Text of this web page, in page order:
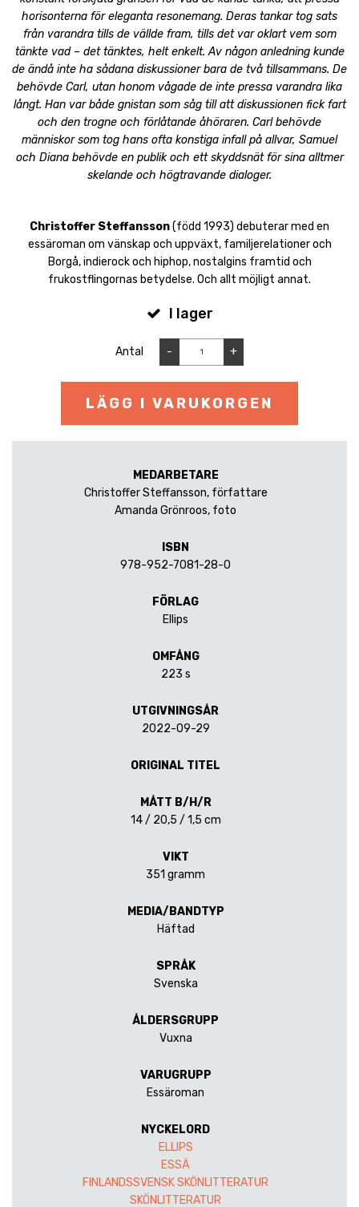
horisonterna för eleganta resonemang. Deras tankar tog sats
från varandra tills de vällde fram, tills det var oklart vem som
tänkte vad – det tänktes, helt enkelt. Av någon anledning kunde
de ändå inte ha sådana diskussioner bara de två tillsammans. De
behövde Carl, utan honom vågade de inte pressa varandra lika
långt. Han var både gnistan som såg till att diskussionen fick fart
och den trogne och förlåtande åhöraren. Carl behövde
människor som tog hans ofta konstiga infall på allvar, Samuel
och Diana behövde en publik och ett skyddsnät för sina alltmer
skelande och högtravande dialoger.
Christoffer Steffansson(född 1993) debuterar med en
essäroman om vänskap och uppväxt, familjerelationer och
Borgå, indierock och hiphop, nostalgins framtid och
frukostflingornas betydelse. Och allt möjligt annat.
I lager
Antal - +
LÄGG I VARUKORGEN
MEDARBETARE
Christoffer Steffansson, författare
Amanda Grönroos, foto
ISBN
978-952-7081-28-0
FÖRLAG
Ellips
OMFÅNG
223 s
UTGIVNINGSÅR
2022-09-29
ORIGINAL TITEL
MÅTT B/H/R
14 / 20,5 / 1,5 cm
VIKT
351 gramm
MEDIA/BANDTYP
Häftad
SPRÅK
Svenska
ÅLDERSGRUPP
Vuxna
VARUGRUPP
Essäroman
NYCKELORD
ELLIPS
ESSÄ
FINLANDSSVENSK SKÖNLITTERATUR
SKÖNLITTERATUR